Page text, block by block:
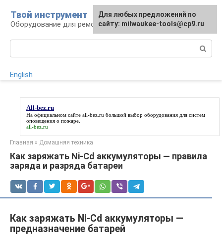
контенту
Твой инструмент
Оборудование для ремонтных работ
English
All-bez.ru
На официальном сайте all-bez.ru большой выбор оборудования для систем
оповещения о пожаре.
all-bez.ru
Главная » Домашняя техника
Как заряжать Ni-Cd аккумуляторы — правила
заряда и разряда батареи
Как заряжать Ni-Cd аккумуляторы —
предназначение батарей
Для любых предложений по
сайту: milwaukee-tools@cp9.ru